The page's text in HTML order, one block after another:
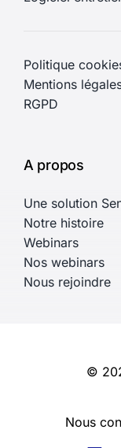
Politique
Mentions
RGPD
A propos
Une solution
Notre histoire
Webinars
Nos webinars
Nous rejoindre
©
Nous